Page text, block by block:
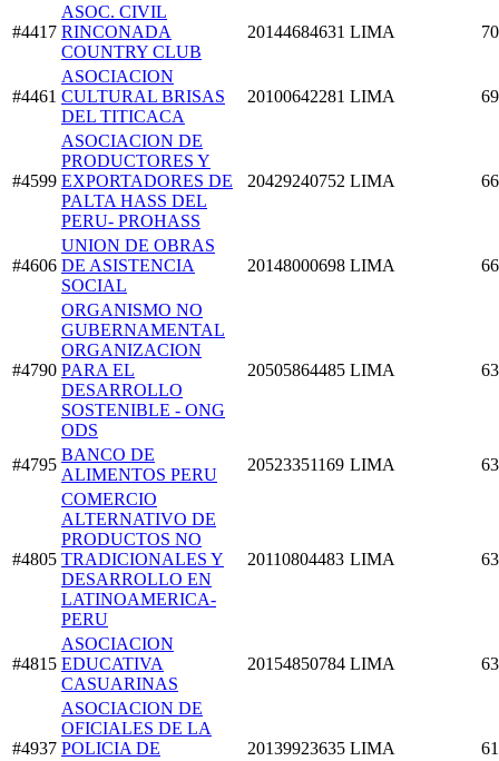
#4417
ASOC. CIVIL
RINCONADA
COUNTRY CLUB
20144684631 LIMA
#4461
ASOCIACION
CULTURAL BRISAS
DEL TITICACA
20100642281 LIMA
#4599
ASOCIACION DE
PRODUCTORES Y
EXPORTADORES DE
PALTA HASS DEL
PERU- PROHASS
20429240752 LIMA
#4606
UNION DE OBRAS
DE ASISTENCIA
SOCIAL
20148000698 LIMA
#4790
ORGANISMO NO
GUBERNAMENTAL
ORGANIZACION
PARA EL
DESARROLLO
SOSTENIBLE - ONG
ODS
20505864485 LIMA
#4795
BANCO DE
ALIMENTOS PERU
20523351169 LIMA
#4805
COMERCIO
ALTERNATIVO DE
PRODUCTOS NO
TRADICIONALES Y
DESARROLLO EN
LATINOAMERICA-
PERU
20110804483 LIMA
#4815
ASOCIACION
EDUCATIVA
CASUARINAS
20154850784 LIMA
#4937
ASOCIACION DE
OFICIALES DE LA
POLICIA DE
20139923635 LIMA